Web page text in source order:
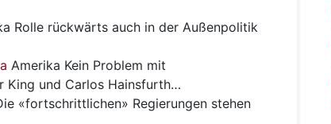
Rolle rückwärts auch in der Außenpolitik
Amerika Kein Problem mit
King und Carlos Hainsfurth…
«fortschrittlichen» Regierungen stehen